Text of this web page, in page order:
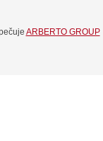
ARBERTO GROUP